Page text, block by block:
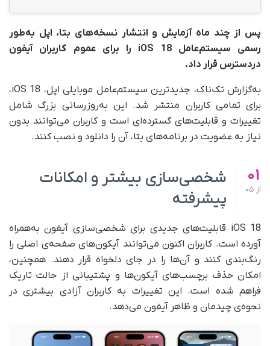
پس از چند ماه آزمایش و انتشار نسخه‌های بتا، اپل به‌طور
رسمی سیستم‌عامل iOS 18 را برای عموم کاربران آیفون
دردسترس قرار داد.
به‌گزارش تک‌ناک، جدیدترین سیستم‌عامل موبایلی اپل، iOS 18،
برای تمامی کاربران منتشر شد. این به‌روزرسانی بزرگ شامل
تغییرات و قابلیت‌های گسترده‌ای است و کاربران می‌توانند بدون
نیاز به عضویت در برنامه‌های بتا، آن را دانلود و نصب کنند.
01
از
شخصی‌سازی بیشتر و امکانات
پیشرفته
iOS 18 قابلیت‌های جدیدی برای شخصی‌سازی آیفون به‌همراه
آورده است. کاربران اکنون می‌توانند آیکون‌های صفحه‌ی اصلی را
رنگ‌بندی کنند و آن‌ها را در جای دلخواه قرار دهند. همچنین،
امکان حذف برچسب‌های آیکون‌ها و پشتیبانی از حالت تاریک
فراهم شده است. این تغییرات به کاربران آزادی بیشتری در
نحوه‌ی چیدمان و ظاهر آیفون می‌دهد.